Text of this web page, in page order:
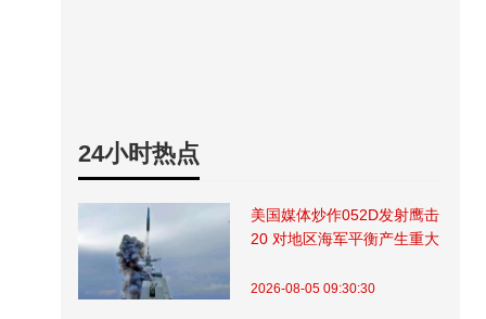
24小时热点
美国媒体炒作052D发射鹰击
20 对地区海军平衡产生重大
2026-08-05 09:30:30